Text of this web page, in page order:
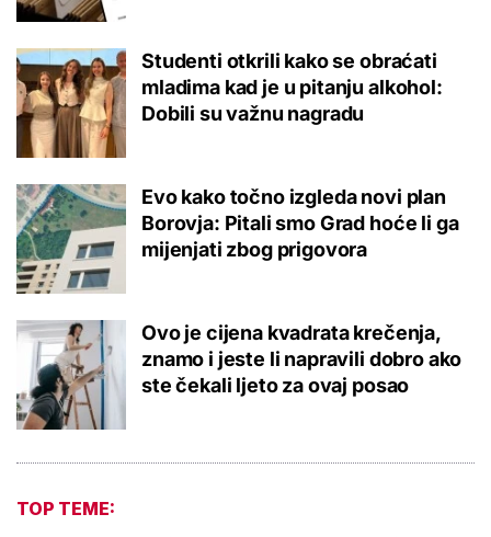
Studenti otkrili kako se obraćati
mladima kad je u pitanju alkohol:
Dobili su važnu nagradu
Evo kako točno izgleda novi plan
Borovja: Pitali smo Grad hoće li ga
mijenjati zbog prigovora
Ovo je cijena kvadrata krečenja,
znamo i jeste li napravili dobro ako
ste čekali ljeto za ovaj posao
TOP TEME: